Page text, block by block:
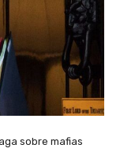
sobre mafias